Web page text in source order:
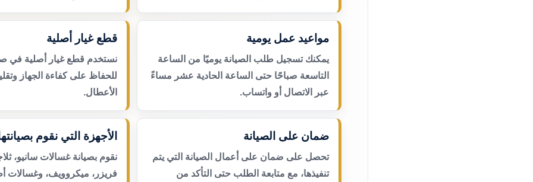
مواعيد عمل يومية
يمكنك تسجيل طلب الصيانة يوميًا من الساعة
التاسعة صباحًا حتى الساعة الحادية عشر مساءً
عبر الاتصال أو واتساب.
قطع غيار أصلية
نستخدم قطع غيار أصلية في
للحفاظ على كفاءة الجهاز
الأعطال.
ضمان على الصيانة
تحصل على ضمان على أعمال الصيانة التي يتم
تنفيذها، مع متابعة الطلب حتى التأكد من
الأجهزة التي نقوم
نقوم بصيانة غسالات سانيو،
فريزر، ميكروويف، وغسالات